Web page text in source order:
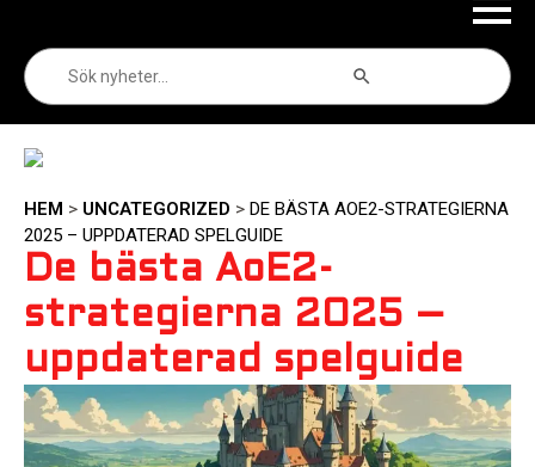
efter:
HEM > UNCATEGORIZED > DE BÄSTA AOE2-STRATEGIERNA
2025 – UPPDATERAD SPELGUIDE
De bästa AoE2-
strategierna 2025 –
uppdaterad spelguide